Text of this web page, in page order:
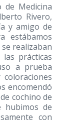
de Medicina
Rivero,
y amigo de
estábamos
realizaban
prácticas
a prueba
encomendó
cochino de
de
con